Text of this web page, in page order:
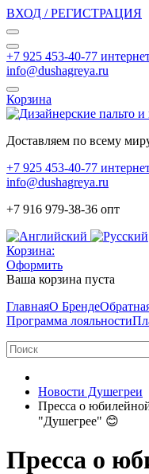
ВХОД / РЕГИСТРАЦИЯ
+7 925 453-40-77
info@dushagreya.ru
Корзина
Доставляем по всему
+7 925 453-40-77
info@dushagreya.ru
+7 916 979-38-36 опт
Корзина:
Оформить
Ваша корзина пуста
ГлавнаяО Бренде
Программа лояльности
Новости Душегреи
Пресса о
"Душегрее" 😊
Пресса о